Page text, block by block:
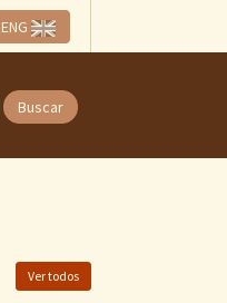
ENG
Buscar
Ver todos